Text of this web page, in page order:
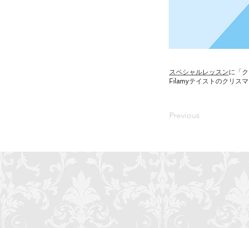
スペシャルレッスンに「
Filamyテイストのクリス
Previous